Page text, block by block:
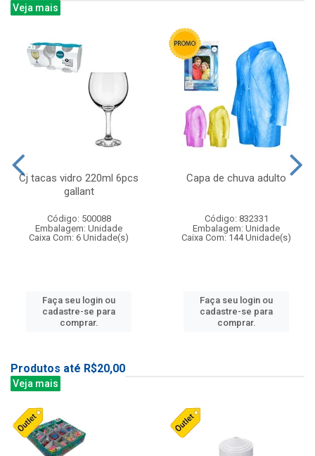
Veja mais
Cj tacas vidro 220ml 6pcs
gallant
Código: 500088
Embalagem: Unidade
Caixa Com: 6 Unidade(s)
Faça seu login ou
cadastre-se para
comprar.
Capa de chuva adulto
Código: 832331
Embalagem: Unidade
Caixa Com: 144 Unidade(s)
Faça seu login ou
cadastre-se para
comprar.
Produtos até R$20,00
Veja mais